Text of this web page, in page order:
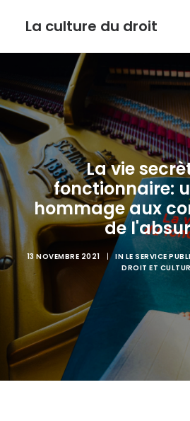
La culture du droit
EDITO
DROIT ET CULTURE
LES INTERVIEWS D’ARMIDE
LE SERVICE PUBLIC DANS TOUT
CONTACT
RECHERCHE
La vie
fonctionnaire:
hommage aux
de
13 NOVEMBRE 2021 | IN LE SERVICE
DROIT ET